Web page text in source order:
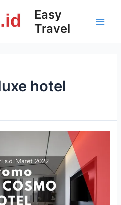
Easy
Travel
hotel